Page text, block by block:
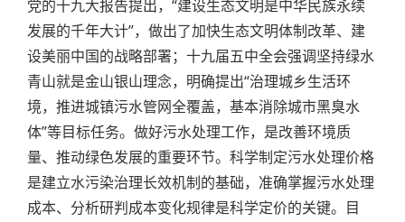
党的十九大报告提出，“建设生态文明是中华民族永续
发展的千年大计”，做出了加快生态文明体制改革、建
设美丽中国的战略部署；十九届五中全会强调坚持绿水
青山就是金山银山理念，明确提出“治理城乡生活环
境，推进城镇污水管网全覆盖，基本消除城市黑臭水
体”等目标任务。做好污水处理工作，是改善环境质
量、推动绿色发展的重要环节。科学制定污水处理价格
是建立水污染治理长效机制的基础，准确掌握污水处理
成本、分析研判成本变化规律是科学定价的关键。目